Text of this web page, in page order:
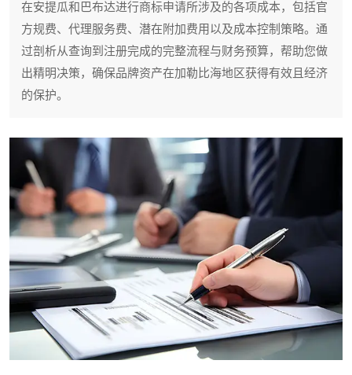
在安提瓜和巴布达进行商标申请所涉及的各项成本，包括官
方规费、代理服务费、潜在附加费用以及成本控制策略。通
过剖析从查询到注册完成的完整流程与财务预算，帮助您做
出精明决策，确保品牌资产在加勒比海地区获得有效且经济
的保护。